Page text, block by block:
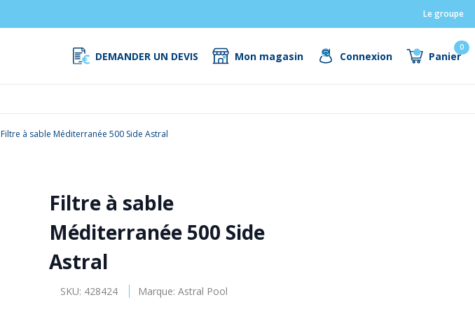
Le groupe
DEMANDER UN DEVIS Mon magasin Connexion Panier
0
Filtre à sable Méditerranée 500 Side Astral
Filtre à sable
Méditerranée 500 Side
Astral
SKU: 428424 Marque: Astral Pool